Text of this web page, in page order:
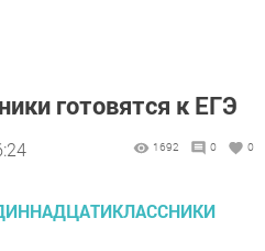
готовятся к ЕГЭ
1692 0 0